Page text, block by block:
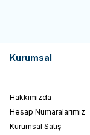
Kurumsal
Hakkımızda
Hesap Numaralarımız
Kurumsal Satış